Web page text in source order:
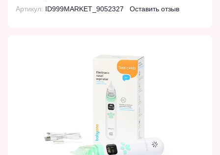
Артикул: ID999MARKET_9052327 Оставить отзыв